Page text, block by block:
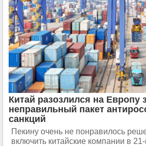
Китай разозлился на Европу
неправильный пакет
санкций
Пекину очень не понравилось
включить китайские компании в